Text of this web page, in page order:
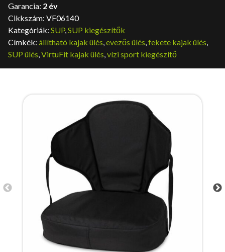
Garancia: 2 év
Cikkszám: VF06140
Kategóriák: SUP,SUP kiegészítők
Címkék: állítható kajak ülés,evezős ülés,fekete kajak ülés,
SUP ülés,VirtuFit kajak ülés,vízi sport kiegészítő